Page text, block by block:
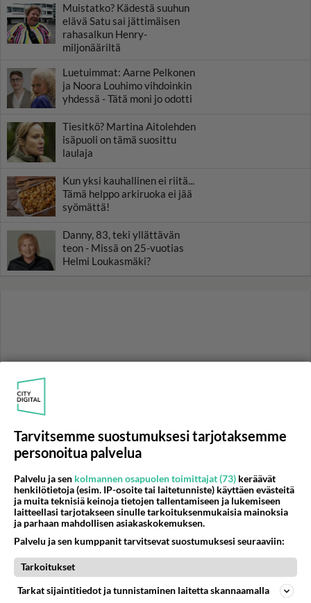
Muistatko? Kädestä suuhun
elävä Satu sai jättimäisen
rahasalkun Henry-
miljonääriltä
Luetuimmat: Aarne Pelkonen
ja Noora Louhimo vihdoinkin
yhdessä - Tätä moni jo odotti
Tiesitkö? Martina Aitolehden
isäpuoli on tämä suosittu
laulaja
Kun yksi kauhallinen ei riitä...
Tämä helppo arkiruoka ei jää
syömättä!
Danny, 83, teki yllättävän
teon - Missä on 25-vuotias
Helmi Loukasmäki?
RESEPTIT
Raakasuklaan valmistus
onnistuu helposti myös
Tarvitsemme suostumuksesi tarjotaksemme
personoitua palvelua
Palvelu ja sen kolmannen osapuolen toimittajat (73) keräävät
henkilötietoja (esim. IP-osoite tai laitetunniste) käyttäen evästeitä
ja muita teknisiä keinoja tietojen tallentamiseen ja lukemiseen
laitteellasi tarjotakseen sinulle tarkoituksenmukaisia mainoksia
ja parhaan mahdollisen asiakaskokemuksen.
Palvelu ja sen kumppanit tarvitsevat suostumuksesi seuraaviin:
Tarkoitukset
Tarkat sijaintitiedot ja tunnistaminen laitetta skannaamalla